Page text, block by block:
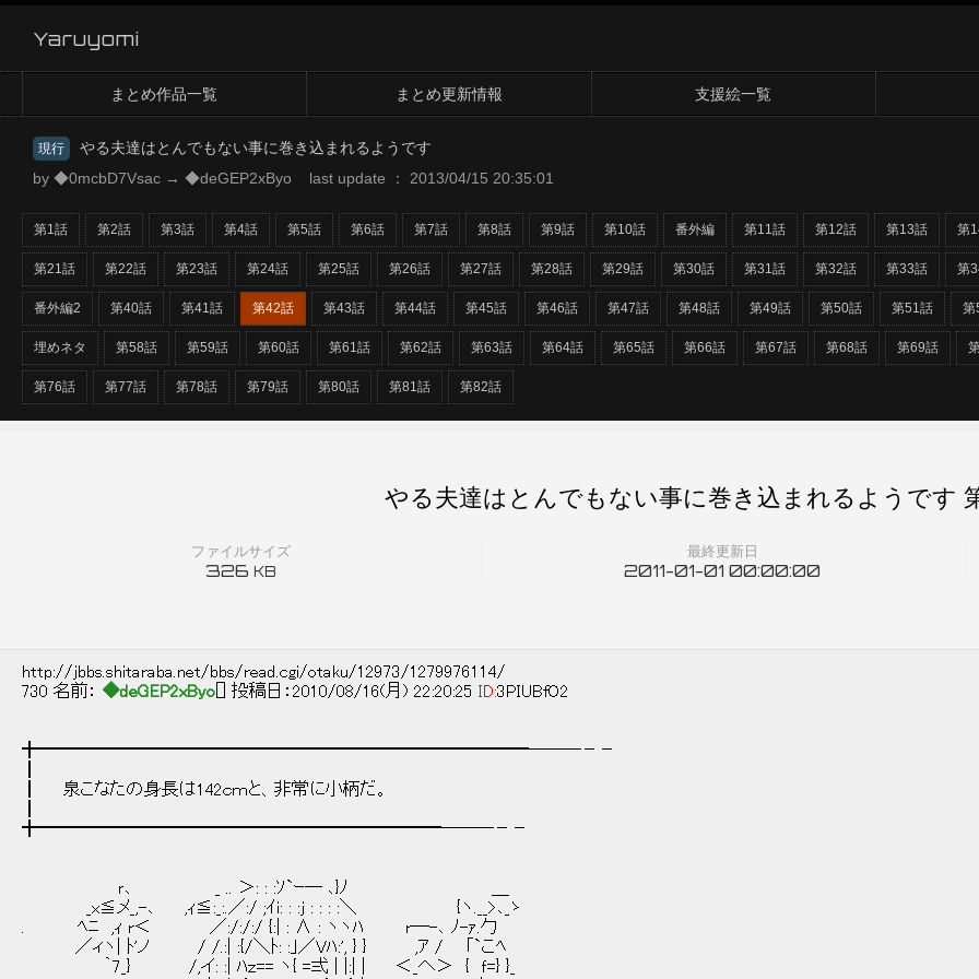
Yaruyomi
まとめ作品一覧 まとめ更新情報 支援絵一覧
現行
やる夫達はとんでもない事に巻き込まれるようです
by ◆0mcbD7Vsac → ◆deGEP2xByo last update ： 2013/04/15 20:35:01
第1話 第2話 第3話 第4話 第5話 第6話 第7話 第8話 第9話 第10話 番外編 第11話 第12話 第13話 第
第21話 第22話 第23話 第24話 第25話 第26話 第27話 第28話 第29話 第30話 第31話 第32話 第33話 第
番外編2 第40話 第41話 第42話 第43話 第44話 第45話 第46話 第47話 第48話 第49話 第50話 第51話 第
埋めネタ 第58話 第59話 第60話 第61話 第62話 第63話 第64話 第65話 第66話 第67話 第68話 第69話
第76話 第77話 第78話 第79話 第80話 第81話 第82話
ファイルサイズ
326 KB
最終更新日
2011-01-01 00:00:00
やる夫達はとんでもない事に巻き込まれるようです
http://jbbs.shitaraba.net/bbs/read.cgi/otaku/12973/1279976114/
730 名前： ◆deGEP2xByo [] 投稿日：2010/08/16(月) 22:20:25 ID:3PIUBfO2
╋━━━━━━━━━━━━━━━━━━━━━━━━━━━━───－－
┃ 泉こなたの身長は142ｃｍと、非常に小柄だ。
╋━━━━━━━━━━━━━━━━━━━━━━━───－－
ｒ､ _ .. ＞: : :ｿ`ｰ― ､}ﾉ ＿
_x≦メ_,-､ ,ｨ≦:_:.／:/ ;ｲi: : :j : : : :＼ {ヽ.__>､_ゝ
. ﾍﾆ ,ｨ r＜ ／:/:/:/ {:| : ∧ : ヽヽﾊ r―-､ ﾉ-ｧ.勹
／ィヽ| ﾄ'ノ / /.:| :{/＼ﾄ: :｣／Vﾊ:', } } ,ｱ / ｢`こﾍ
｀7_} /,イ: :| ﾊｚ== ヽ{ =弍 | |:| | ＜_へ＞ { ｆ=} }_